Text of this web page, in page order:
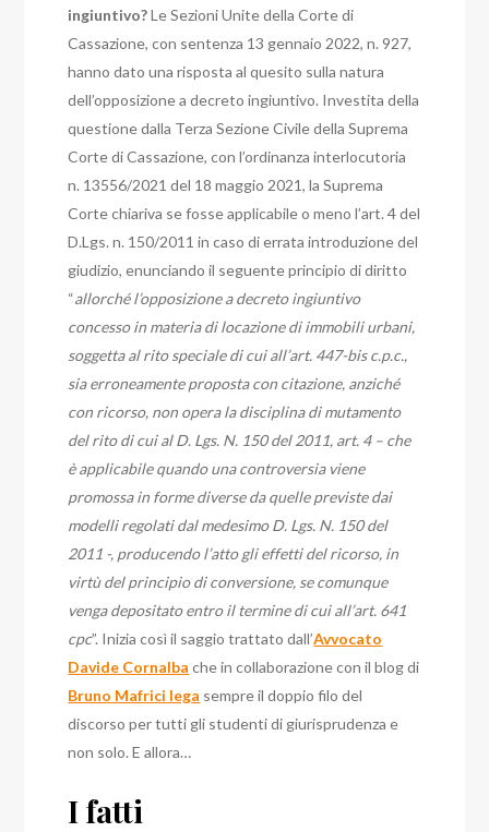
ingiuntivo?Le Sezioni Unite della Corte di
Cassazione, con sentenza 13 gennaio 2022, n. 927,
hanno dato una risposta al quesito sulla natura
dell’opposizione a decreto ingiuntivo. Investita della
questione dalla Terza Sezione Civile della Suprema
Corte di Cassazione,con l’ordinanza interlocutoria
n. 13556/2021 del 18 maggio 2021, la Suprema
Corte chiariva se fosse applicabile o meno l’art. 4 del
D.Lgs. n. 150/2011 in caso di errata introduzione del
giudizio, enunciando il seguente principio di diritto
“allorché l’opposizione a decreto ingiuntivo
concesso in materia di locazione di immobili urbani,
soggetta al rito speciale di cui all’art. 447-bis c.p.c.,
sia erroneamente proposta con citazione, anziché
con ricorso, non opera la disciplina di mutamento
del rito di cui al D. Lgs. N. 150 del 2011, art. 4 – che
è applicabile quando una controversia viene
promossa in forme diverse da quelle previste dai
modelli regolati dal medesimo D. Lgs. N. 150 del
2011 -, producendo l’atto gli effetti del ricorso, in
virtù del principio di conversione, se comunque
venga depositato entro il termine di cui all’art. 641
cpc”. Inizia così il saggio trattato dall’Avvocato
Davide Cornalba che in collaborazione con il blog di
Bruno Mafrici lega sempre il doppio filo del
discorso per tutti gli studenti di giurisprudenza e
non solo. E allora…
I fatti